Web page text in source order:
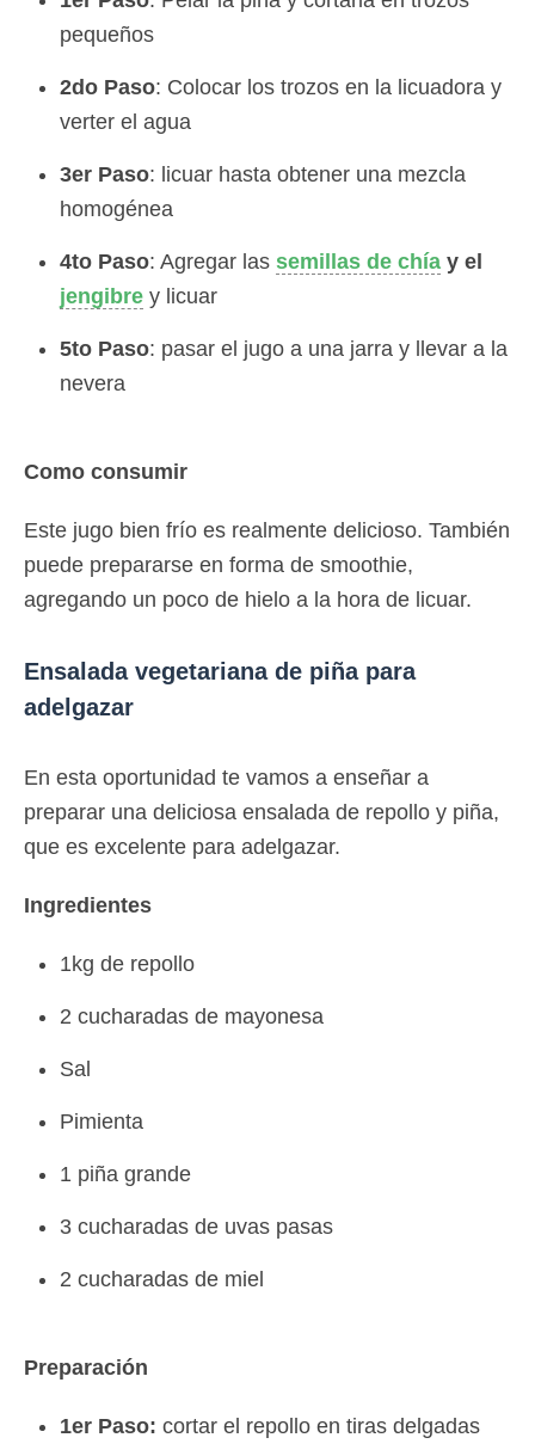
pequeños
2do Paso: Colocar los trozos en la licuadora y
verter el agua
3er Paso: licuar hasta obtener una mezcla
homogénea
4to Paso: Agregar las semillas de chía y el
jengibre y licuar
5to Paso: pasar el jugo a una jarra y llevar a la
nevera
Como consumir
Este jugo bien frío es realmente delicioso. También
puede prepararse en forma de smoothie,
agregando un poco de hielo a la hora de licuar.
Ensalada vegetariana de piña para
adelgazar
En esta oportunidad te vamos a enseñar a
preparar una deliciosa ensalada de repollo y piña,
que es excelente para adelgazar.
Ingredientes
1kg de repollo
2 cucharadas de mayonesa
Sal
Pimienta
1 piña grande
3 cucharadas de uvas pasas
2 cucharadas de miel
Preparación
1er Paso: cortar el repollo en tiras delgadas